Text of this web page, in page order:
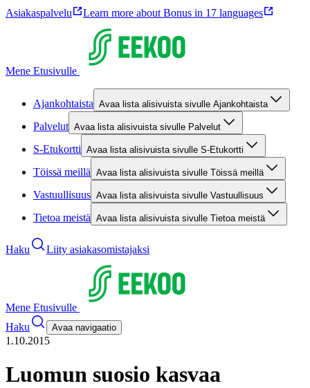
Asiakaspalvelu Learn more about Bonus in 17 languages
Mene Etusivulle
Ajankohtaista Avaa lista alisivuista sivulle Ajankohtaista
Palvelut Avaa lista alisivuista sivulle Palvelut
S-Etukortti Avaa lista alisivuista sivulle S-Etukortti
Töissä meillä Avaa lista alisivuista sivulle Töissä meillä
Vastuullisuus Avaa lista alisivuista sivulle Vastuullisuus
Tietoa meistä Avaa lista alisivuista sivulle Tietoa meistä
Haku Liity asiakasomistajaksi
Mene Etusivulle
Haku
Avaa navigaatio
1.10.2015
Luomun suosio kasvaa